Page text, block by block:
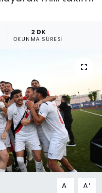
2 DK
OKUNMA SÜRESI
A- A+